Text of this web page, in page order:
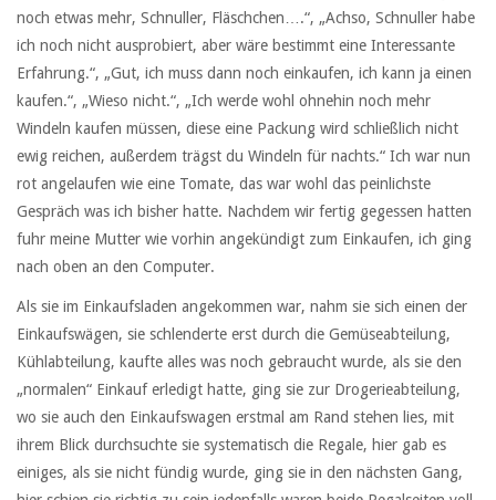
noch etwas mehr, Schnuller, Fläschchen….“, „Achso, Schnuller habe
ich noch nicht ausprobiert, aber wäre bestimmt eine Interessante
Erfahrung.“, „Gut, ich muss dann noch einkaufen, ich kann ja einen
kaufen.“, „Wieso nicht.“, „Ich werde wohl ohnehin noch mehr
Windeln kaufen müssen, diese eine Packung wird schließlich nicht
ewig reichen, außerdem trägst du Windeln für nachts.“ Ich war nun
rot angelaufen wie eine Tomate, das war wohl das peinlichste
Gespräch was ich bisher hatte. Nachdem wir fertig gegessen hatten
fuhr meine Mutter wie vorhin angekündigt zum Einkaufen, ich ging
nach oben an den Computer.
Als sie im Einkaufsladen angekommen war, nahm sie sich einen der
Einkaufswägen, sie schlenderte erst durch die Gemüseabteilung,
Kühlabteilung, kaufte alles was noch gebraucht wurde, als sie den
„normalen“ Einkauf erledigt hatte, ging sie zur Drogerieabteilung,
wo sie auch den Einkaufswagen erstmal am Rand stehen lies, mit
ihrem Blick durchsuchte sie systematisch die Regale, hier gab es
einiges, als sie nicht fündig wurde, ging sie in den nächsten Gang,